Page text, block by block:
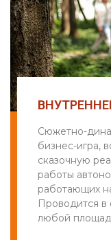
Сюжетно-
бизнес-игра,
сказочную
работы
работающих
Проводится в
любой